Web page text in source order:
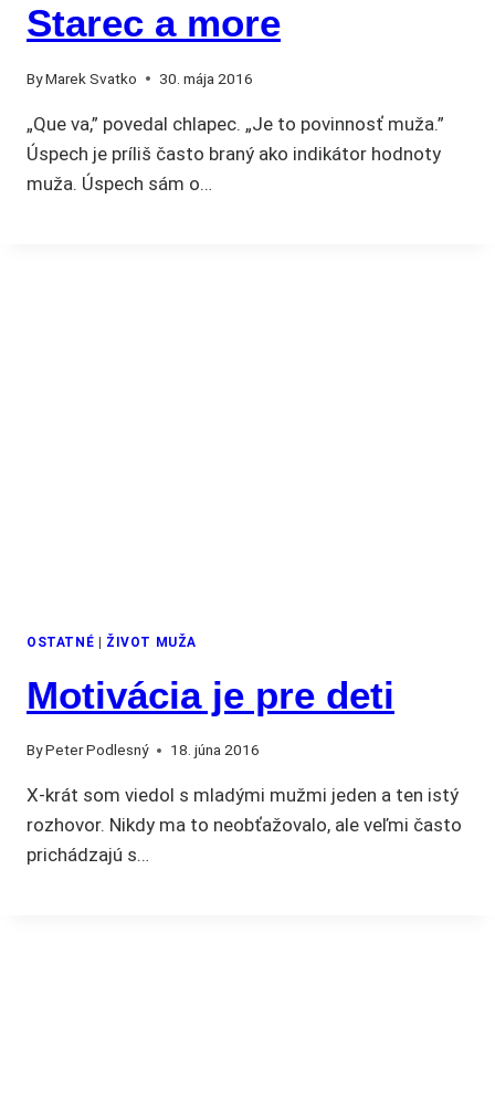
Starec a more
ByMarek Svatko 30. mája 2016
„Que va,” povedal chlapec. „Je to povinnosť muža.”
Úspech je príliš často braný ako indikátor hodnoty
muža. Úspech sám o…
OSTATNÉ | ŽIVOT MUŽA
Motivácia je pre deti
ByPeter Podlesný 18. júna 2016
X-krát som viedol s mladými mužmi jeden a ten istý
rozhovor. Nikdy ma to neobťažovalo, ale veľmi často
prichádzajú s…